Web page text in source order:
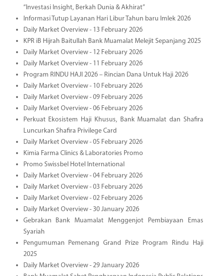
“Investasi Insight, Berkah Dunia & Akhirat”
Informasi Tutup Layanan Hari Libur Tahun baru Imlek 2026
Daily Market Overview - 13 February 2026
KPR iB Hijrah Baitullah Bank Muamalat Melejit Sepanjang 2025
Daily Market Overview - 12 February 2026
Daily Market Overview - 11 February 2026
Program RINDU HAJI 2026 – Rincian Dana Untuk Haji 2026
Daily Market Overview - 10 February 2026
Daily Market Overview - 09 February 2026
Daily Market Overview - 06 February 2026
Perkuat Ekosistem Haji Khusus, Bank Muamalat dan Shafira
Luncurkan Shafira Privilege Card
Daily Market Overview - 05 February 2026
Kimia Farma Clinics & Laboratories Promo
Promo Swissbel Hotel International
Daily Market Overview - 04 February 2026
Daily Market Overview - 03 February 2026
Daily Market Overview - 02 February 2026
Daily Market Overview - 30 January 2026
Gebrakan Bank Muamalat Menggenjot Pembiayaan Emas
Syariah
Pengumuman Pemenang Grand Prize Program Rindu Haji
2025
Daily Market Overview - 29 January 2026